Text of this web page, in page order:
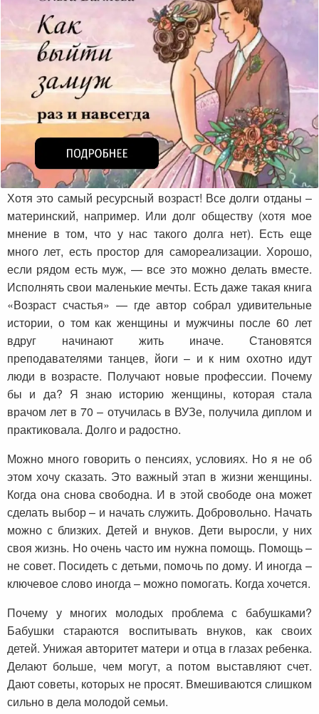
Хотя это самый ресурсный возраст! Все долги отданы –
материнский, например. Или долг обществу (хотя мое
мнение в том, что у нас такого долга нет). Есть еще
много лет, есть простор для самореализации. Хорошо,
если рядом есть муж, — все это можно делать вместе.
Исполнять свои маленькие мечты. Есть даже такая книга
«Возраст счастья» — где автор собрал удивительные
истории, о том как женщины и мужчины после 60 лет
вдруг начинают жить иначе. Становятся
преподавателями танцев, йоги – и к ним охотно идут
люди в возрасте. Получают новые профессии. Почему
бы и да? Я знаю историю женщины, которая стала
врачом лет в 70 – отучилась в ВУЗе, получила диплом и
практиковала. Долго и радостно.
Можно много говорить о пенсиях, условиях. Но я не об
этом хочу сказать. Это важный этап в жизни женщины.
Когда она снова свободна. И в этой свободе она может
сделать выбор – и начать служить. Добровольно. Начать
можно с близких. Детей и внуков. Дети выросли, у них
своя жизнь. Но очень часто им нужна помощь. Помощь –
не совет. Посидеть с детьми, помочь по дому. И иногда –
ключевое слово иногда – можно помогать. Когда хочется.
Почему у многих молодых проблема с бабушками?
Бабушки стараются воспитывать внуков, как своих
детей. Унижая авторитет матери и отца в глазах ребенка.
Делают больше, чем могут, а потом выставляют счет.
Дают советы, которых не просят. Вмешиваются слишком
сильно в дела молодой семьи.